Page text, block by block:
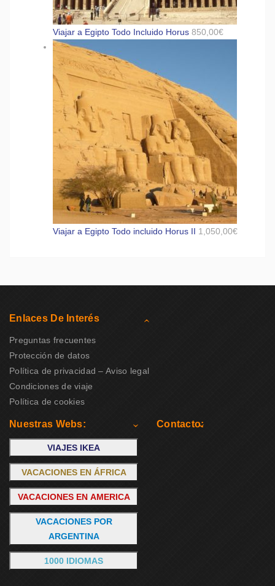
Viajar a Egipto Todo Incluido Horus 850,00€
Viajar a Egipto Todo incluido Horus II 1,050,00€
Enlaces De Interés
Preguntas frecuentes
Protección de datos
Política de privacidad – Aviso legal
Condiciones de viaje
Política de cookies
Nuestras Webs:
VIAJES IKEA
VACACIONES EN ÁFRICA
VACACIONES EN AMERICA
VACACIONES POR
ARGENTINA
1000 IDIOMAS
Contacto: